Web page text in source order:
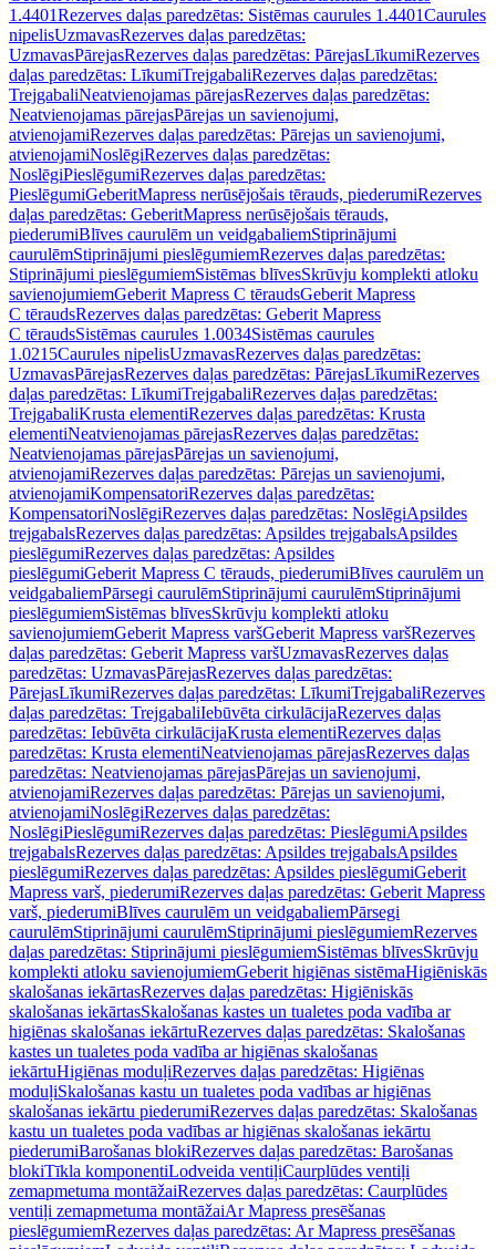
1.4401Rezerves daļas paredzētas: Sistēmas caurules 1.4401Caurules
nipelisUzmavasRezerves daļas paredzētas:
UzmavasPārejasRezerves daļas paredzētas: PārejasLīkumiRezerves
daļas paredzētas: LīkumiTrejgabaliRezerves daļas paredzētas:
TrejgabaliNeatvienojamas pārejasRezerves daļas paredzētas:
Neatvienojamas pārejasPārejas un savienojumi,
atvienojamiRezerves daļas paredzētas: Pārejas un savienojumi,
atvienojamiNoslēgiRezerves daļas paredzētas:
NoslēgiPieslēgumiRezerves daļas paredzētas:
PieslēgumiGeberitMapress nerūsējošais tērauds, piederumiRezerves
daļas paredzētas: GeberitMapress nerūsējošais tērauds,
piederumiBlīves caurulēm un veidgabaliemStiprinājumi
caurulēmStiprinājumi pieslēgumiemRezerves daļas paredzētas:
Stiprinājumi pieslēgumiemSistēmas blīvesSkrūvju komplekti atloku
savienojumiemGeberit Mapress C tēraudsGeberit Mapress
C tēraudsRezerves daļas paredzētas: Geberit Mapress
C tēraudsSistēmas caurules 1.0034Sistēmas caurules
1.0215Caurules nipelisUzmavasRezerves daļas paredzētas:
UzmavasPārejasRezerves daļas paredzētas: PārejasLīkumiRezerves
daļas paredzētas: LīkumiTrejgabaliRezerves daļas paredzētas:
TrejgabaliKrusta elementiRezerves daļas paredzētas: Krusta
elementiNeatvienojamas pārejasRezerves daļas paredzētas:
Neatvienojamas pārejasPārejas un savienojumi,
atvienojamiRezerves daļas paredzētas: Pārejas un savienojumi,
atvienojamiKompensatoriRezerves daļas paredzētas:
KompensatoriNoslēgiRezerves daļas paredzētas: NoslēgiApsildes
trejgabalsRezerves daļas paredzētas: Apsildes trejgabalsApsildes
pieslēgumiRezerves daļas paredzētas: Apsildes
pieslēgumiGeberit Mapress C tērauds, piederumiBlīves caurulēm un
veidgabaliemPārsegi caurulēmStiprinājumi caurulēmStiprinājumi
pieslēgumiemSistēmas blīvesSkrūvju komplekti atloku
savienojumiemGeberit Mapress varšGeberit Mapress varšRezerves
daļas paredzētas: Geberit Mapress varšUzmavasRezerves daļas
paredzētas: UzmavasPārejasRezerves daļas paredzētas:
PārejasLīkumiRezerves daļas paredzētas: LīkumiTrejgabaliRezerves
daļas paredzētas: TrejgabaliIebūvēta cirkulācijaRezerves daļas
paredzētas: Iebūvēta cirkulācijaKrusta elementiRezerves daļas
paredzētas: Krusta elementiNeatvienojamas pārejasRezerves daļas
paredzētas: Neatvienojamas pārejasPārejas un savienojumi,
atvienojamiRezerves daļas paredzētas: Pārejas un savienojumi,
atvienojamiNoslēgiRezerves daļas paredzētas:
NoslēgiPieslēgumiRezerves daļas paredzētas: PieslēgumiApsildes
trejgabalsRezerves daļas paredzētas: Apsildes trejgabalsApsildes
pieslēgumiRezerves daļas paredzētas: Apsildes pieslēgumiGeberit
Mapress varš, piederumiRezerves daļas paredzētas: Geberit Mapress
varš, piederumiBlīves caurulēm un veidgabaliemPārsegi
caurulēmStiprinājumi caurulēmStiprinājumi pieslēgumiemRezerves
daļas paredzētas: Stiprinājumi pieslēgumiemSistēmas blīvesSkrūvju
komplekti atloku savienojumiemGeberit higiēnas sistēmaHigiēniskās
skalošanas iekārtasRezerves daļas paredzētas: Higiēniskās
skalošanas iekārtasSkalošanas kastes un tualetes poda vadība ar
higiēnas skalošanas iekārtuRezerves daļas paredzētas: Skalošanas
kastes un tualetes poda vadība ar higiēnas skalošanas
iekārtuHigiēnas moduļiRezerves daļas paredzētas: Higiēnas
moduļiSkalošanas kastu un tualetes poda vadības ar higiēnas
skalošanas iekārtu piederumiRezerves daļas paredzētas: Skalošanas
kastu un tualetes poda vadības ar higiēnas skalošanas iekārtu
piederumiBarošanas blokiRezerves daļas paredzētas: Barošanas
blokiTīkla komponentiLodveida ventiļiCaurplūdes ventiļi
zemapmetuma montāžaiRezerves daļas paredzētas: Caurplūdes
ventiļi zemapmetuma montāžaiAr Mapress presēšanas
pieslēgumiemRezerves daļas paredzētas: Ar Mapress presēšanas